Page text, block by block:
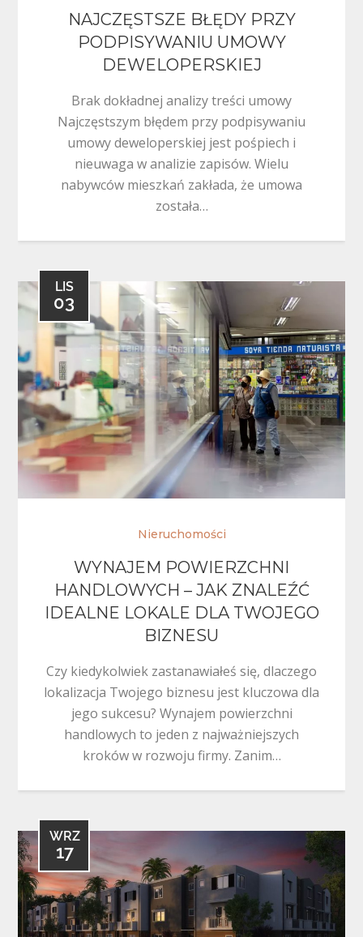
NAJCZĘSTSZE BŁĘDY PRZY
PODPISYWANIU UMOWY
DEWELOPERSKIEJ
Brak dokładnej analizy treści umowy
Najczęstszym błędem przy podpisywaniu
umowy deweloperskiej jest pośpiech i
nieuwaga w analizie zapisów. Wielu
nabywców mieszkań zakłada, że umowa
została…
LIS
03
Nieruchomości
WYNAJEM POWIERZCHNI
HANDLOWYCH – JAK ZNALEŹĆ
IDEALNE LOKALE DLA TWOJEGO
BIZNESU
Czy kiedykolwiek zastanawiałeś się, dlaczego
lokalizacja Twojego biznesu jest kluczowa dla
jego sukcesu? Wynajem powierzchni
handlowych to jeden z najważniejszych
kroków w rozwoju firmy. Zanim…
WRZ
17